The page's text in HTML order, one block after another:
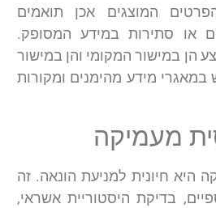
המוצגים אכן תואמים
או סתירות במידע המסופק.
הן במישור המקומי והן במישור
במאגרי מידע מהימנים ומקורות
מעמיקה
היא חיונית למניעת הונאה. זה
בדיקת היסטוריית אשראי,